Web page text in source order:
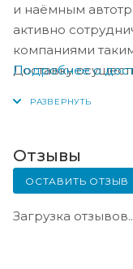
и наёмным
активно
компаниями
Доставку
Подробнее о
Отзывы
ОСТАВИТЬ ОТЗЫВ
Загрузка